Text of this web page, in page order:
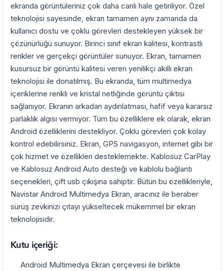
ekranda görüntüleriniz çok daha canlı hale getiriliyor. Özel
teknolojisi sayesinde, ekran tamamen aynı zamanda da
kullanıcı dostu ve çoklu görevleri destekleyen yüksek bir
çözünürlüğü sunuyor. Birinci sınıf ekran kalitesi, kontrastlı
renkler ve gerçekçi görüntüler sunuyor. Ekran, tamamen
kusursuz bir görüntü kalitesi veren yenilikçi akıllı ekran
teknolojisi ile donatılmış. Bu ekranda, tüm multimedya
içeriklerine renkli ve kristal netliğinde görüntü çıktısı
sağlanıyor. Ekranın arkadan aydınlatması, hafif veya kararsız
parlaklık algısı vermiyor. Tüm bu özelliklere ek olarak, ekran
Android özelliklerini destekliyor. Çoklu görevleri çok kolay
kontrol edebilirsiniz. Ekran, GPS navigasyon, internet gibi bir
çok hizmet ve özellikleri desteklemekte. Kablosuz CarPlay
ve Kablosuz Android Auto desteği ve kablolu bağlantı
seçenekleri, çift usb çıkışına sahiptir. Bütün bu özellikleriyle,
Navistar Android Multimedya Ekran, aracınız ile beraber
sürüş zevkinizi çıtayı yükseltecek mükemmel bir ekran
teknolojisidir.
Kutu içeriği:
Android Multimedya Ekran çerçevesi ile birlikte